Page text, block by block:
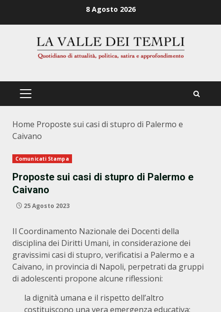
8 Agosto 2026
PRIMÄRES
Home Proposte sui casi di stupro di Palermo e
Caivano
Comunicati Stampa
Proposte sui casi di stupro di Palermo e
Caivano
25 Agosto 2023
Il Coordinamento Nazionale dei Docenti della
disciplina dei Diritti Umani, in considerazione dei
gravissimi casi di stupro, verificatisi a Palermo e a
Caivano, in provincia di Napoli, perpetrati da gruppi
di adolescenti propone alcune riflessioni:
la dignità umana e il rispetto dell’altro
costituiscono una vera emergenza educativa;